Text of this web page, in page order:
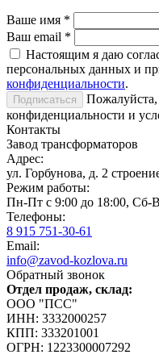
Ваше имя *
Ваш email *
Настоящим я даю
персональных данных и
конфиденциальности.
конфиденциальности и
Контакты
Завод трансформаторов
Адрес:
ул. Горбунова, д. 2
Режим работы:
Пн-Пт с 9:00 до 18:00, Сб-
Телефоны:
8 915 751-30-61
Email:
info@zavod-kozlova.ru
Обратный звонок
Отдел продаж, склад:
ООО "ПСС"
ИНН: 3332000257
КПП: 333201001
ОГРН: 1223300007292